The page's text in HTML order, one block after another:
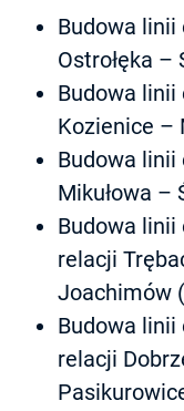
Budowa linii
Ostrołęka –
Budowa linii
Kozienice –
Budowa linii
Mikułowa –
Budowa linii
relacji
Joachimów
Budowa linii
relacji